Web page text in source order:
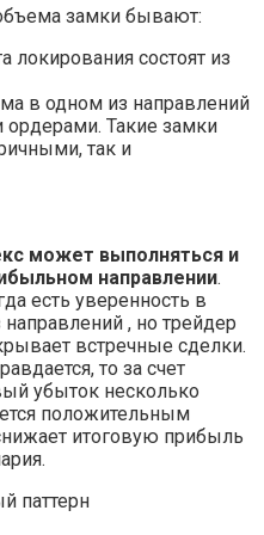
замки бывают:
локирования состоят из
в одном из направлений
Такие замки
так и
может выполняться и
направлении.
есть уверенность в
, но трейдер
встречные сделки.
то за счет
убыток несколько
положительным
итоговую прибыль